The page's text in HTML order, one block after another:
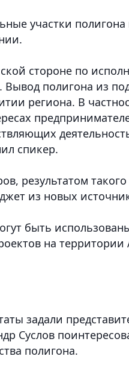
участки
стороне по
Вывод полигона из
региона. В
спикер.
результатом
из новых
быть
на
задали
Суслов
полигона.